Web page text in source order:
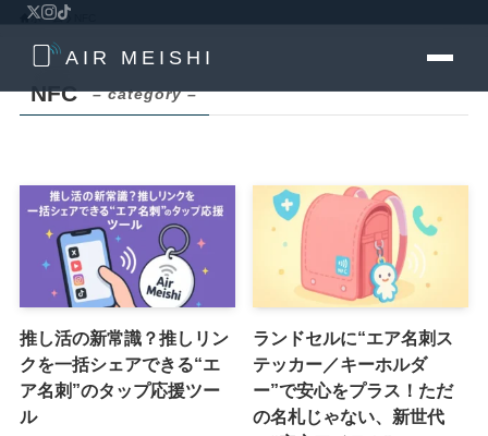
AIR MEISHI
ホーム
NFC – category –
推し活の新常識？推しリン
クを一括シェアできる“エ
ア名刺”のタップ応援ツー
ル
ランドセルに“エア名刺ス
テッカー／キーホルダ
ー”で安心をプラス！ただ
の名札じゃない、新世代